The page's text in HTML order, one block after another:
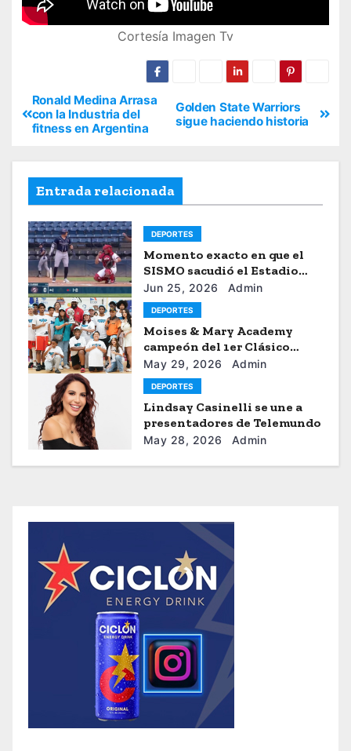
Cortesía Imagen Tv
Golden State Warriors
sigue haciendo historia
Ronald Medina Arrasa
con la Industria del
fitness en Argentina
Entrada relacionada
DEPORTES
Momento exacto en que el
SISMO sacudió el Estadio
Universitario de Caracas
Jun 25, 2026 Admin
DEPORTES
Moises & Mary Academy
campeón del 1er Clásico
Internacional Ercilio-Tony-
Astacio de la HBA
May 29, 2026 Admin
DEPORTES
Lindsay Casinelli se une a
presentadores de Telemundo
May 28, 2026 Admin